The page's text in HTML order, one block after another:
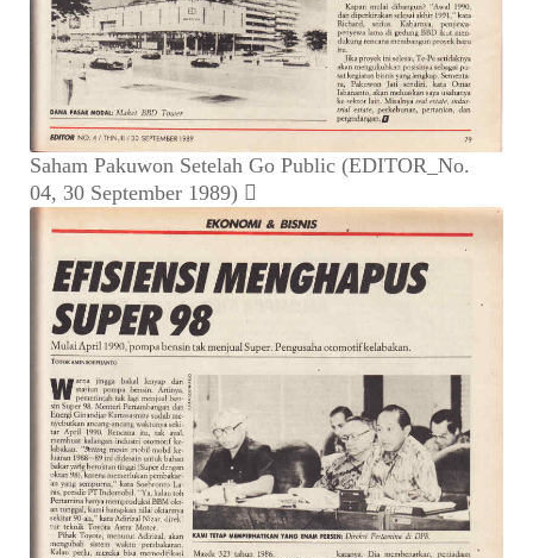
Saham Pakuwon Setelah Go Public (EDITOR_No.
04, 30 September 1989)